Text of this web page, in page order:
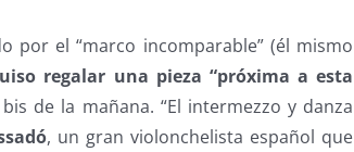
por el “marco incomparable” (él mismo
regalar una pieza “próxima a esta
de la mañana. “El intermezzo y danza
, un gran violonchelista español que